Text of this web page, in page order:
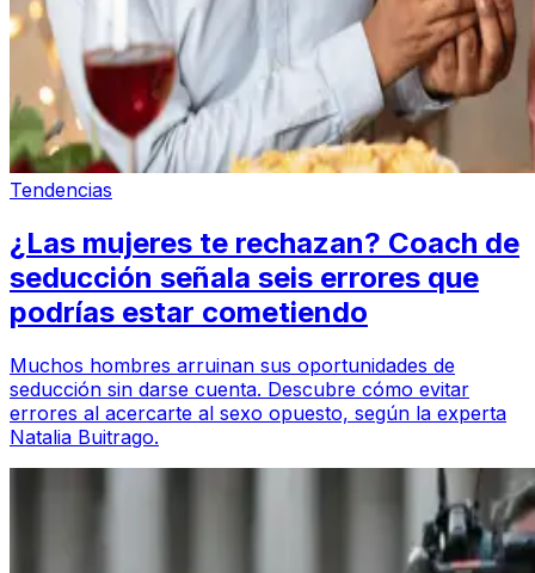
Tendencias
¿Las mujeres te rechazan? Coach de
seducción señala seis errores que
podrías estar cometiendo
Muchos hombres arruinan sus oportunidades de
seducción sin darse cuenta. Descubre cómo evitar
errores al acercarte al sexo opuesto, según la experta
Natalia Buitrago.